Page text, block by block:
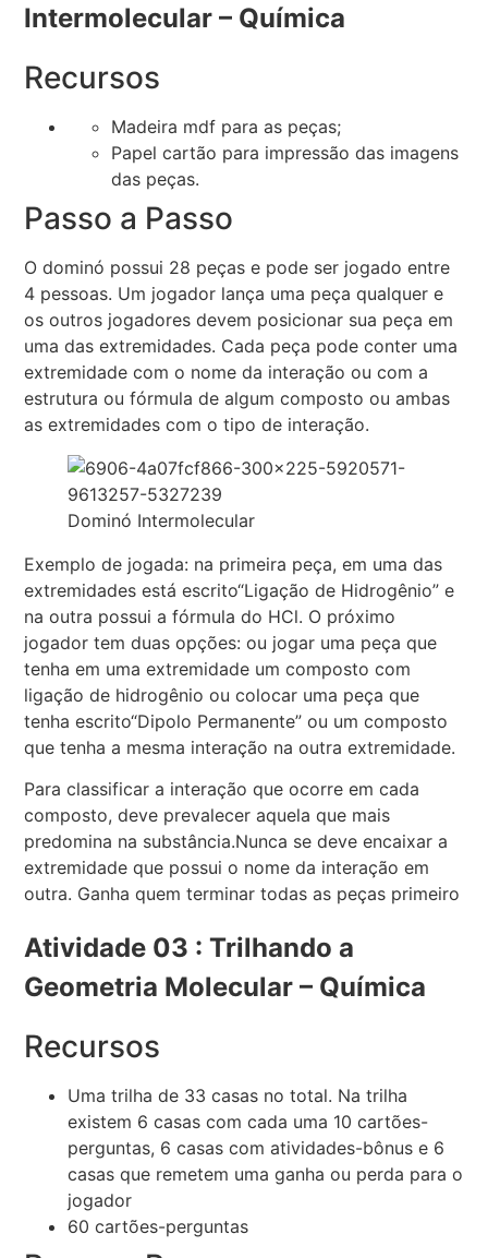
Intermolecular – Química
Recursos
Madeira mdf para as peças;
Papel cartão para impressão das imagens
das peças.
Passo a Passo
O dominó possui 28 peças e pode ser jogado entre
4 pessoas. Um jogador lança uma peça qualquer e
os outros jogadores devem posicionar sua peça em
uma das extremidades. Cada peça pode conter uma
extremidade com o nome da interação ou com a
estrutura ou fórmula de algum composto ou ambas
as extremidades com o tipo de interação.
Dominó Intermolecular
Exemplo de jogada: na primeira peça, em uma das
extremidades está escrito“Ligação de Hidrogênio” e
na outra possui a fórmula do HCl. O próximo
jogador tem duas opções: ou jogar uma peça que
tenha em uma extremidade um composto com
ligação de hidrogênio ou colocar uma peça que
tenha escrito“Dipolo Permanente” ou um composto
que tenha a mesma interação na outra extremidade.
Para classificar a interação que ocorre em cada
composto, deve prevalecer aquela que mais
predomina na substância.Nunca se deve encaixar a
extremidade que possui o nome da interação em
outra. Ganha quem terminar todas as peças primeiro
Atividade 03 : Trilhando a
Geometria Molecular – Química
Recursos
Uma trilha de 33 casas no total. Na trilha
existem 6 casas com cada uma 10 cartões-
perguntas, 6 casas com atividades-bônus e 6
casas que remetem uma ganha ou perda para o
jogador
60 cartões-perguntas